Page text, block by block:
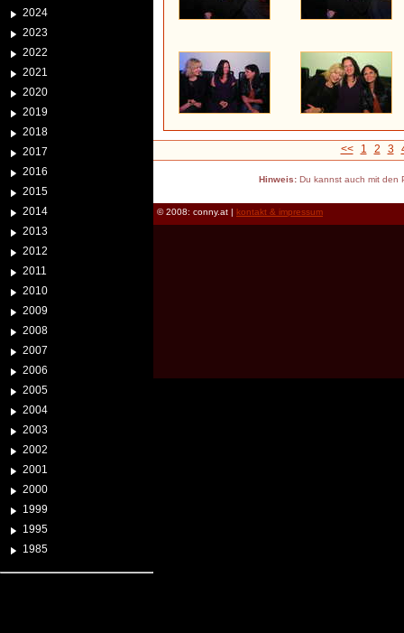
2024
2023
2022
2021
2020
2019
2018
2017
2016
2015
2014
2013
2012
2011
2010
2009
2008
2007
2006
2005
2004
2003
2002
2001
2000
1999
1995
1985
<< 1 2 3
Hinweis:Du kannst auch mit den
© 2008: conny.at | kontakt & impressum